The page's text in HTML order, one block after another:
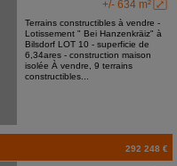
+/- 634 m²
Terrains constructibles à vendre -
Lotissement " Bei Hanzenkräiz" à
Bilsdorf LOT 10 - superficie de
6,34ares - construction maison
isolée À vendre, 9 terrains
constructibles...
292 248 €